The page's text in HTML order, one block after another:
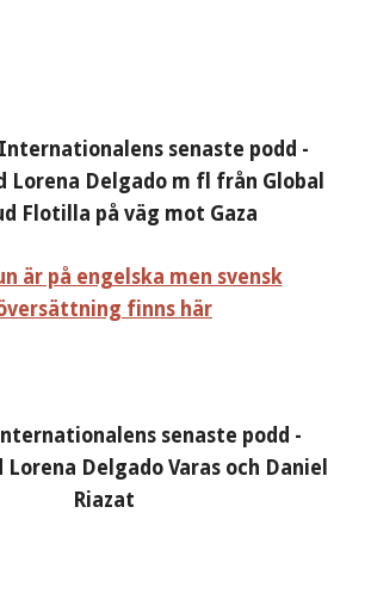
Internationalens senaste podd -
Lorena Delgado m fl från Global
Flotilla på väg mot Gaza
är på engelska men svensk
finns här
senaste podd -
Delgado Varas och Daniel
Riazat